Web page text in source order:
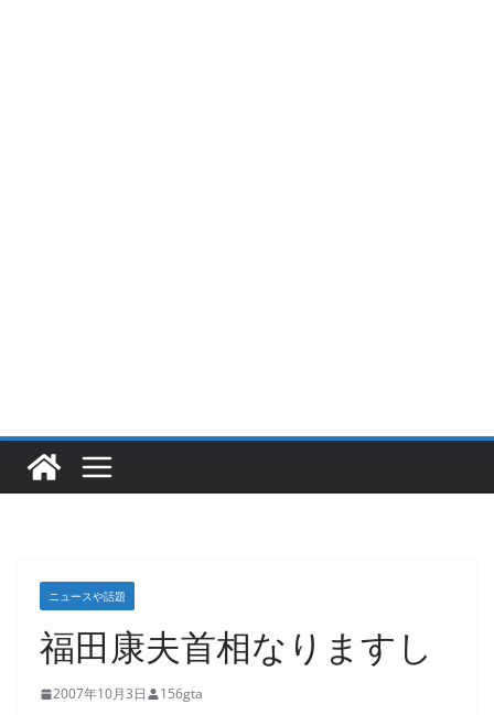
ニュースや話題
福田康夫首相なりますし
2007年10月3日 156gta